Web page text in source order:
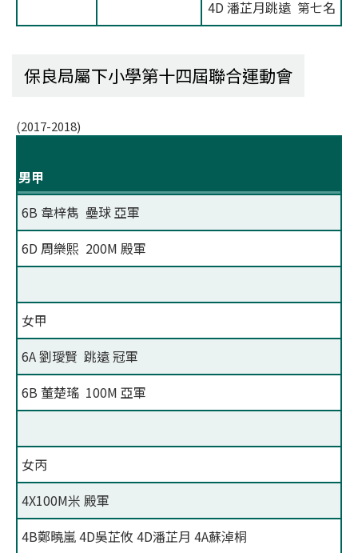
4D 潘芷月跳遠 第七名
保良局屬下小學第十四屆聯合運動會
(2017-2018)
男甲
6B 韋梓雋 壘球 亞軍
6D 周樂熙 200M 殿軍
女甲
6A 劉璦賢 跳遠 冠軍
6B 董楚瑤 100M 亞軍
女丙
4X100M米 殿軍
4B鄭曉嵐 4D吳芷攸 4D潘芷月 4A蘇淖桐